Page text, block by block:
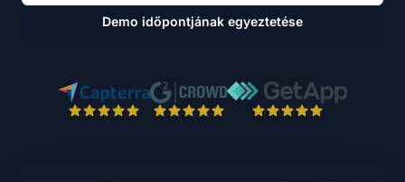
Demo időpontjának egyeztetése